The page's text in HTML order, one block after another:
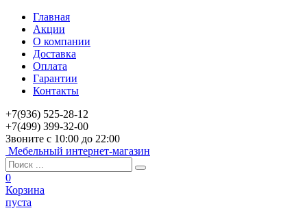
Главная
Акции
О компании
Доставка
Оплата
Гарантии
Контакты
+7(936) 525-28-12
+7(499) 399-32-00
Звоните с 10:00 до 22:00
Мебельный интернет-магазин
0
Корзина
пуста